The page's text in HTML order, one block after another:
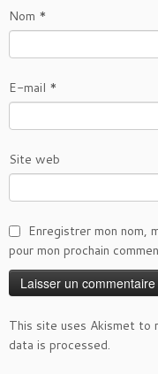
Nom *
E-mail *
Site web
Enregistrer mon nom,
pour mon prochain
This site uses Akismet to
data is processed.